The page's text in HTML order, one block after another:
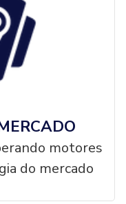
motores
do mercado